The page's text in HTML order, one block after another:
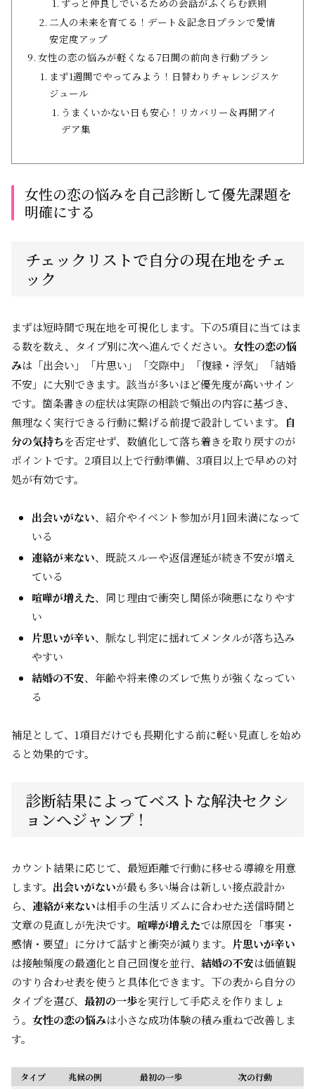
ずっと仲良しでいるための会話がふくらむ鉄則
二人の未来を育てる！デート＆記念日プランで愛情
安定度アップ
女性の恋の悩みが軽くなる7日間の前向き行動プラン
まず1週間でやってみよう！日替わりチャレンジスケ
ジュール
うまくいかない日も安心！リカバリー＆再開アイ
デア集
女性の恋の悩みを自己診断して優先課題を
明確にする
チェックリストで自分の現在地をチェ
ック
まずは短時間で現在地を可視化します。下の5項目に当てはま
る数を数え、タイプ別に次へ進んでください。 女性の恋の悩
みは「出会い」「片思い」「交際中」「復縁・浮気」「結婚
不安」に大別できます。該当が多いほど優先度が高いサイン
です。箇条書きの症状は実際の相談で頻出の内容に基づき、
無理なく実行できる行動に繋げる前提で設計しています。
自
分の気持ちを否定せず、数値化して落ち着きを取り戻すのが
ポイントです。2項目以上で行動準備、3項目以上で早めの対
処が有効です。
出会いがない、紹介やイベント参加が月1回未満になって
いる
連絡が来ない、既読スルーや返信遅延が続き不安が増え
ている
喧嘩が増えた、同じ理由で衝突し関係が険悪になりやす
い
片思いが辛い、脈なし判定に揺れてメンタルが落ち込み
やすい
結婚の不安、年齢や将来像のズレで焦りが強くなってい
る
補足として、1項目だけでも長期化する前に軽い見直しを始め
ると効果的です。
診断結果によってベストな解決セクシ
ョンへジャンプ！
カウント結果に応じて、最短距離で行動に移せる導線を用意
します。 出会いがないが最も多い場合は新しい接点設計か
ら、 連絡が来ないは相手の生活リズムに合わせた送信時間と
文章の見直しが先決です。 喧嘩が増えたでは原因を「事実・
感情・要望」に分けて話すと衝突が減ります。 片思いが辛い
は接触頻度の最適化と自己回復を並行、 結婚の不安は価値観
のすり合わせ表を使うと具体化できます。下の表から自分の
タイプを選び、 最初の一歩を実行して手応えを作りましょ
う。 女性の恋の悩みは小さな成功体験の積み重ねで改善しま
す。
タイプ 兆候の例 最初の一歩
次の行動